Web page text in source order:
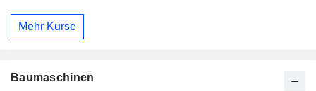
Mehr Kurse
Baumaschinen